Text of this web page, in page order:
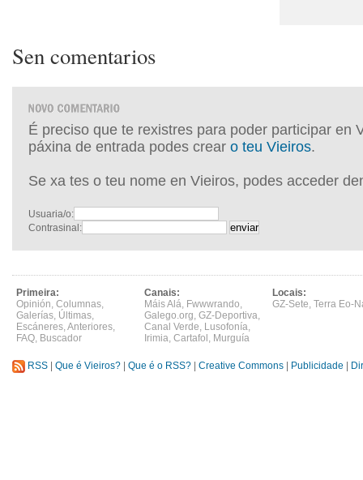
Sen comentarios
É preciso que te rexistres para poder participar en
páxina de entrada podes crear o teu Vieiros.
Se xa tes o teu nome en Vieiros, podes acceder
Usuaria/o:
Contrasinal:
Primeira:
Opinión, Columnas,
Galerías, Últimas,
Escáneres,Anteriores,
FAQ, Buscador
Canais:
Máis Alá, Fwwwrando,
Galego.org, GZ-Deportiva,
Canal Verde, Lusofonía,
Irimia, Cartafol , Murguía
Locais:
GZ-Sete, Terra Eo-
RSS Que é Vieiros? Que é o RSS? Creative Commons Publicidade